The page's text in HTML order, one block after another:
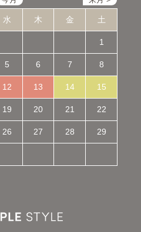
水 木 金 土
1
5 6 7 8
12 13 14 15
19 20 21 22
26 27 28 29